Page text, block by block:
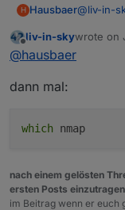
H Hausbaer@liv-in-
Offline
liv-in-skywrote on
last
@hausbaer
dann mal:
which nmap
nach einem gelösten
ersten Posts
im Beitrag wenn er euch